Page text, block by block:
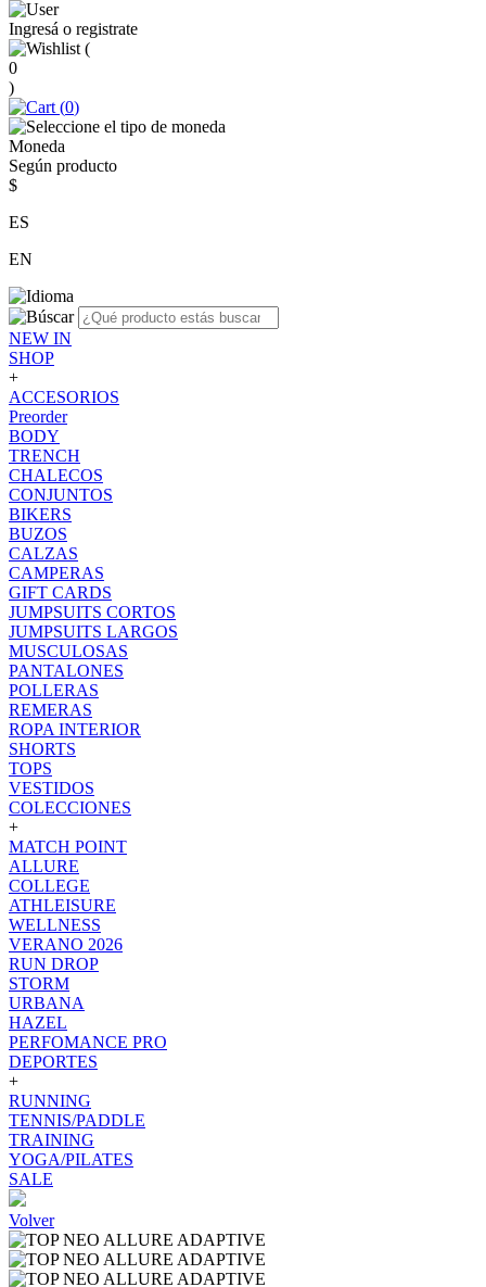
Ingresá o registrate
(
0
)
(0)
Moneda
Según producto
$
ES
EN
NEW IN
SHOP
+
ACCESORIOS
Preorder
BODY
TRENCH
CHALECOS
CONJUNTOS
BIKERS
BUZOS
CALZAS
CAMPERAS
GIFT CARDS
JUMPSUITS CORTOS
JUMPSUITS LARGOS
MUSCULOSAS
PANTALONES
POLLERAS
REMERAS
ROPA INTERIOR
SHORTS
TOPS
VESTIDOS
COLECCIONES
+
MATCH POINT
ALLURE
COLLEGE
ATHLEISURE
WELLNESS
VERANO 2026
RUN DROP
STORM
URBANA
HAZEL
PERFOMANCE PRO
DEPORTES
+
RUNNING
TENNIS/PADDLE
TRAINING
YOGA/PILATES
SALE
Volver